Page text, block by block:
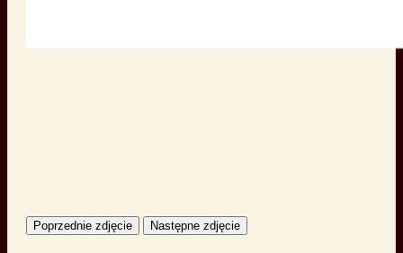
Poprzednie zdjęcie Następne zdjęcie